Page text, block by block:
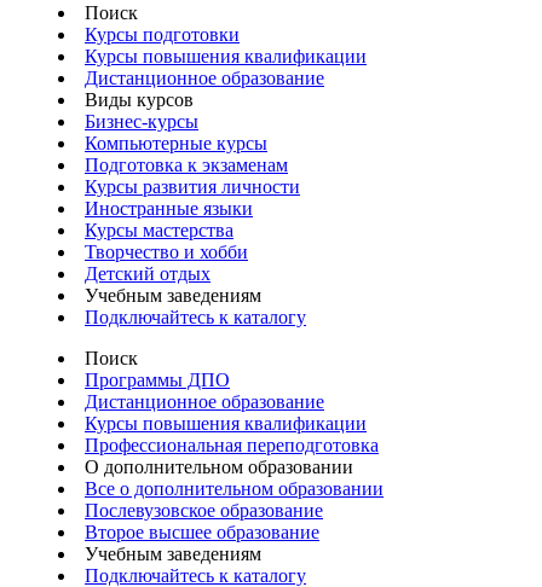
Поиск
Курсы подготовки
Курсы повышения квалификации
Дистанционное образование
Виды курсов
Бизнес-курсы
Компьютерные курсы
Подготовка к экзаменам
Курсы развития личности
Иностранные языки
Курсы мастерства
Творчество и хобби
Детский отдых
Учебным заведениям
Подключайтесь к каталогу
Поиск
Программы ДПО
Дистанционное образование
Курсы повышения квалификации
Профессиональная переподготовка
О дополнительном образовании
Все о дополнительном образовании
Послевузовское образование
Второе высшее образование
Учебным заведениям
Подключайтесь к каталогу